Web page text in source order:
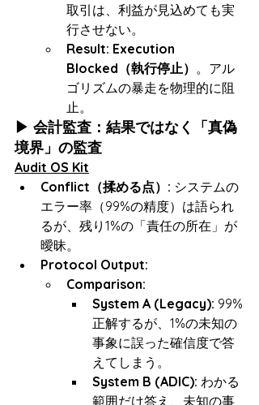
取引は、利益が見込めても実
行させない。
Result: Execution
Blocked（執行停止） 。アル
ゴリズムの暴走を物理的に阻
止。
▶ 会計監査：結果ではなく「真偽
境界」の監査
Audit OS Kit
Conflict（揉める点）: システムの
エラー率（99%の精度）は語られ
るが、残り1%の「責任の所在」が
曖昧。
Protocol Output:
Comparison:
System A (Legacy): 99%
正解するが、1%の未知の
事象に誤った確信度で答
えてしまう。
System B (ADIC): わかる
範囲だけ答え、未知の事